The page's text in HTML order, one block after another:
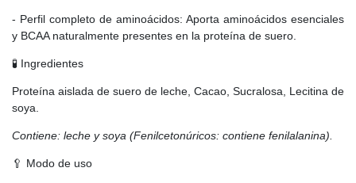
- Perfil completo de aminoácidos: Aporta aminoácidos esenciales
y BCAA naturalmente presentes en la proteína de suero.
🧪 Ingredientes
Proteína aislada de suero de leche, Cacao, Sucralosa, Lecitina de
soya.
Contiene: leche y soya (Fenilcetonúricos: contiene fenilalanina).
🥄 Modo de uso